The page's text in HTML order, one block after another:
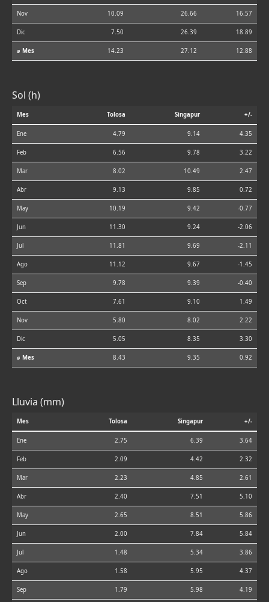
Nov 10.09 26.66 16.57
Dic 7.50 26.39 18.89
⌀ Mes 14.23 27.12 12.88
Sol (h)
Mes Tolosa Singapur +/-
Ene 4.79 9.14 4.35
Feb 6.56 9.78 3.22
Mar 8.02 10.49 2.47
Abr 9.13 9.85 0.72
May 10.19 9.42 -0.77
Jun 11.30 9.24 -2.06
Jul 11.81 9.69 -2.11
Ago 11.12 9.67 -1.45
Sep 9.78 9.39 -0.40
Oct 7.61 9.10 1.49
Nov 5.80 8.02 2.22
Dic 5.05 8.35 3.30
⌀ Mes 8.43 9.35 0.92
Lluvia (mm)
Mes Tolosa Singapur +/-
Ene 2.75 6.39 3.64
Feb 2.09 4.42 2.32
Mar 2.23 4.85 2.61
Abr 2.40 7.51 5.10
May 2.65 8.51 5.86
Jun 2.00 7.84 5.84
Jul 1.48 5.34 3.86
Ago 1.58 5.95 4.37
Sep 1.79 5.98 4.19